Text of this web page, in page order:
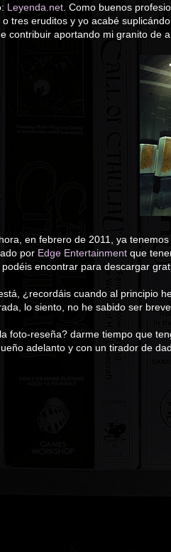
Leyenda.net . Como buenos
o tres eruditos y yo acabé
contribuir aportando mi granito de
en febrero de 2011, ya
por Edge Entertainment que
podéis encontrar para descargar
¿recordáis cuando al principio
lo siento, no he sabido ser breve.
foto-reseña? darme tiempo que
adelanto y con un tirador de
RPG
Exp. campaña
expansión